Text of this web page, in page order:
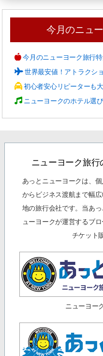
今月のニュ
今月のニューヨーク旅行
世界最安値！アトラクシ
初心者安心リピーターも
ニューヨークのホテル選
ニューヨーク旅
あっとニューヨークは、
からビジネス渡航まで幅
地の旅行会社です。当あ
ューヨークが運営するブ
チケット
ニューヨー